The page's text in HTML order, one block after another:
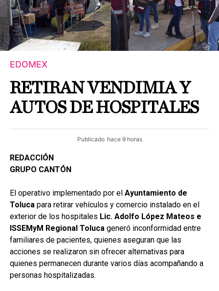
EDOMEX
RETIRAN VENDIMIA Y
AUTOS DE HOSPITALES
Publicado hace 9 horas
REDACCIÓN
GRUPO CANTÓN
El operativo implementado por el Ayuntamiento de
Toluca para retirar vehículos y comercio instalado en el
exterior de los hospitales Lic. Adolfo López Mateos e
ISSEMyM Regional Toluca generó inconformidad entre
familiares de pacientes, quienes aseguran que las
acciones se realizaron sin ofrecer alternativas para
quienes permanecen durante varios días acompañando a
personas hospitalizadas.